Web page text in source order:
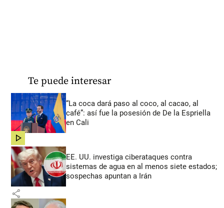
Te puede interesar
“La coca dará paso al coco, al cacao, al
café”: así fue la posesión de De la Espriella
en Cali
share
EE. UU. investiga ciberataques contra
sistemas de agua en al menos siete estados;
sospechas apuntan a Irán
share